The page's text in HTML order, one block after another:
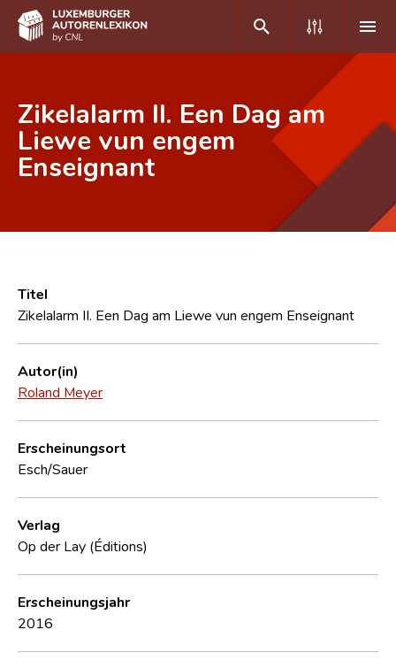
DE FR
Home
Erweiterte Suche
CNL
Forschungsgruppe
Kontakt
Zikelalarm II. Een Dag am
Liewe vun engem
Enseignant
Titel
Zikelalarm II. Een Dag am Liewe vun engem Enseignant
Autor(in)
Roland Meyer
Erscheinungsort
Esch/Sauer
Verlag
Op der Lay (Éditions)
Erscheinungsjahr
2016